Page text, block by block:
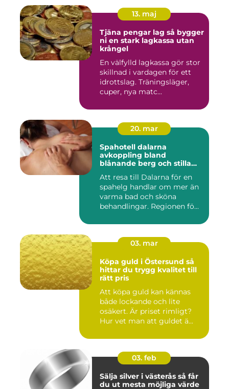
13. maj
Tjäna pengar lag så bygger
ni en stark lagkassa utan
krångel
En välfylld lagkassa gör stor
skillnad i vardagen för ett
idrottslag. Träningsläger,
cuper, nya matc...
20. mar
Spahotell dalarna
avkoppling bland
blånande berg och stilla
Att resa till Dalarna för en
spahelg handlar om mer än
varma bad och sköna
behandlingar. Regionen fö...
03. mar
Köpa guld i Östersund så
hittar du trygg kvalitet till
rätt pris
Att köpa guld kan kännas
både lockande och lite
osäkert. Är priset rimligt?
Hur vet man att guldet ä...
03. feb
Sälja silver i västerås så får
du ut mesta möjliga värde